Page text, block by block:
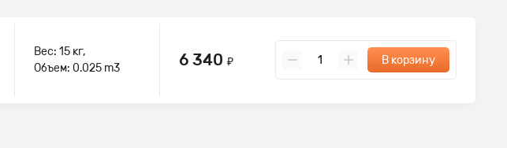
Вес: 15 кг,
Объем: 0.025 m3
6 340 ₽ В корзину